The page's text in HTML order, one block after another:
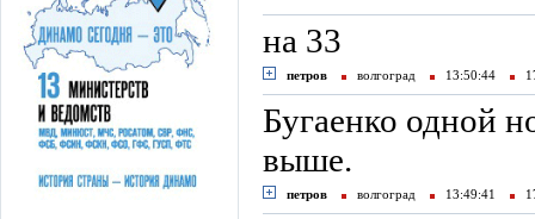
на 33
петров волгоград 13:50:44
Бугаенко одной
выше.
петров волгоград 13:49:41